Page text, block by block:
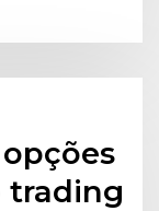
trading